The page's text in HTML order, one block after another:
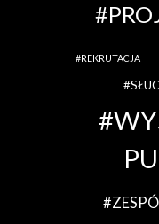
REKRUTACJA